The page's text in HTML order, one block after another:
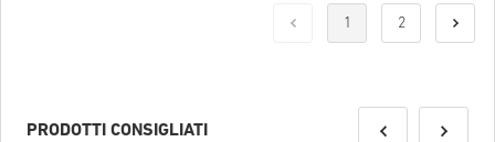
1 2
PRODOTTI CONSIGLIATI